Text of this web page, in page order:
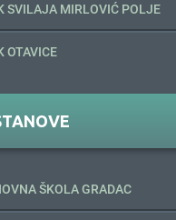
SVILAJA MIRLOVIĆ POLJE
OTAVICE
ŠKOLA GRADAC